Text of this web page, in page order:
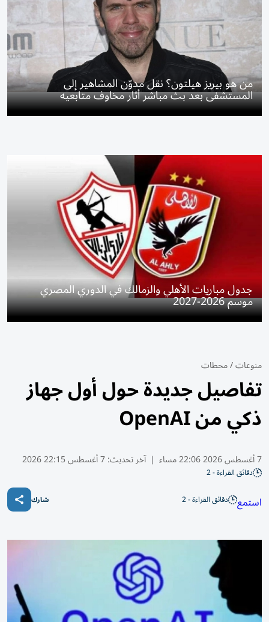
من هو بيريز هيلتون؟ نقل مدوّن المشاهير إلى
المستشفى بعد بث مباشر أثار مخاوف متابعيه
جدول مباريات الأهلي والزمالك في الدوري المصري
موسم 2026-2027
منوعات/محطات
تفاصيل جديدة حول أول جهاز
ذكي من OpenAI
7 أغسطس 2026 22:06 مساء | آخر تحديث:7 أغسطس 22:15 2026
دقائق القراءة - 2
استمع دقائق القراءة - 2 شارك